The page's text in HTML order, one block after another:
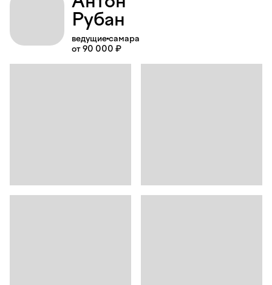
Рубан
ведущиесамара
от 90 000 ₽